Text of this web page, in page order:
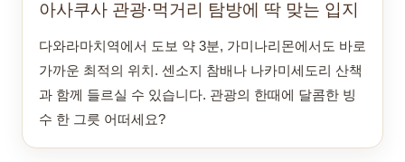
아사쿠사 관광·먹거리 탐방에 딱 맞는 입지
다와라마치역에서 도보 약 3분, 가미나리몬에서도 바로
가까운 최적의 위치. 센소지 참배나 나카미세도리 산책
과 함께 들르실 수 있습니다. 관광의 한때에 달콤한 빙
수 한 그릇 어떠세요?